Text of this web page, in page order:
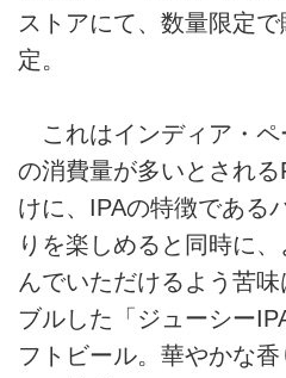
ストアにて、数量限定
定。
これはインディア・ペ
の消費量が多いとされ
けに、IPAの特徴である
りを楽しめると同時に
んでいただけるよう苦
ブルした「ジューシー
フトビール。華やかな